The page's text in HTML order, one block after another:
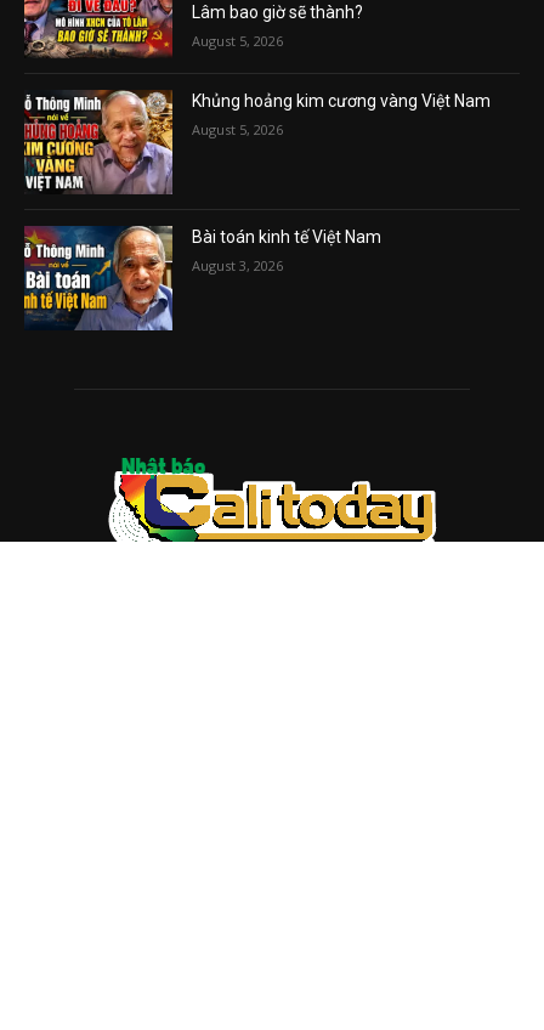
Lâm bao giờ sẽ thành?
August 5, 2026
Khủng hoảng kim cương vàng Việt Nam
August 5, 2026
Bài toán kinh tế Việt Nam
August 3, 2026